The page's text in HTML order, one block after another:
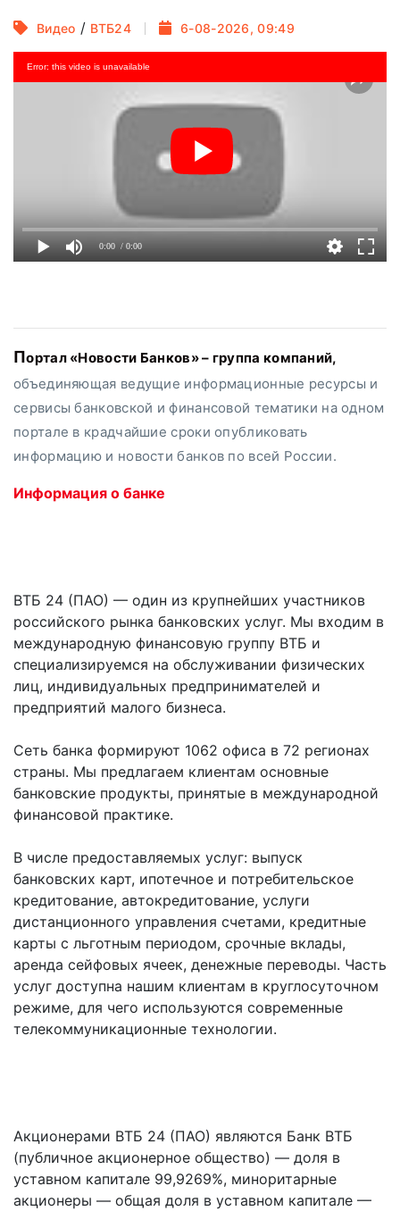
Видео / ВТБ24 6-08-2026, 09:49
0:00 / 0:00
Error: this video is unavailable
Портал «Новости Банков» – группа компаний,
объединяющая ведущие информационные ресурсы и
сервисы банковской и финансовой тематики на одном
портале в крадчайшие сроки опубликовать
информацию и новости банков по всей России.
Информация о банке
ВТБ 24 (ПАО) — один из крупнейших участников
российского рынка банковских услуг. Мы входим в
международную финансовую группу ВТБ и
специализируемся на обслуживании физических
лиц, индивидуальных предпринимателей и
предприятий малого бизнеса.
Сеть банка формируют 1062 офиса в 72 регионах
страны. Мы предлагаем клиентам основные
банковские продукты, принятые в международной
финансовой практике.
В числе предоставляемых услуг: выпуск
банковских карт, ипотечное и потребительское
кредитование, автокредитование, услуги
дистанционного управления счетами, кредитные
карты с льготным периодом, срочные вклады,
аренда сейфовых ячеек, денежные переводы. Часть
услуг доступна нашим клиентам в круглосуточном
режиме, для чего используются современные
телекоммуникационные технологии.
Акционерами ВТБ 24 (ПАО) являются Банк ВТБ
(публичное акционерное общество) — доля в
уставном капитале 99,9269%, миноритарные
акционеры — общая доля в уставном капитале —